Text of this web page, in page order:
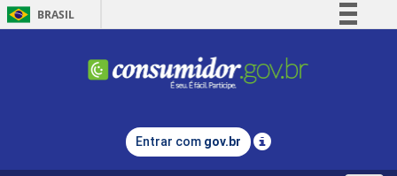
BRASIL
Comunica BR
Legislação
Entrar com gov.br